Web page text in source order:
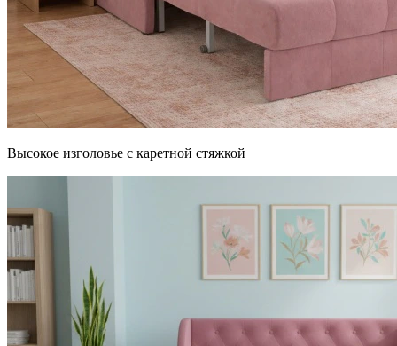
Высокое изголовье с каретной стяжкой